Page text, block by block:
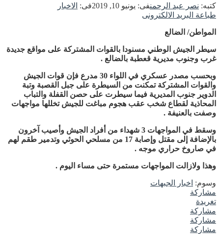
كتبه: نصر عبد الرحمنفى: يونيو 10, 2019 فى: الاخبار
طباعة البريد الالكترونى
المواطن/ الضالع
سيطر الجيش الوطني مسنودا بالقوات المشتركة على مواقع جديدة
غرب وجنوب مديرية قعطبة بالضالع .
وبحسب مصدر عسكري في اللواء 30 مدرع فإن قوات الجيش
والقوات المشتركة تمكنت من السيطرة على جبل القصبة وتبة
الدوير جنوب المديرية فيما سيطرت على حصن القفلة والتباب
المحاذية لقطاع شخب عقب هجوم مباغت للجيش تخللها مواجهات
وصفت بالعنيفة .
وسقط في المواجهات 3 شهداء من أفراد الجيش وأصيب آخرون
بالإضافة إلى مقتل وإصابة 17 من مسلحي الحوثي وتدمير طقم لهم
في صاروخ حراري موجه .
وهذا ولازالت المواجهات مستمرة حتى مساء اليوم .
وسوم: اخبار الجبهات
مشاركة
تغريدة
مشاركة
مشاركة
مشاركة